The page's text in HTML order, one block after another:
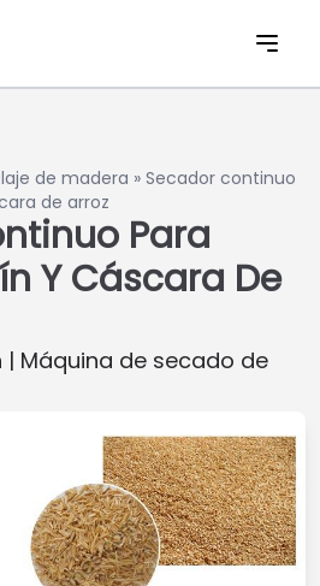
de madera » Secador continuo
de arroz
Para
Y Cáscara De
Máquina de secado de